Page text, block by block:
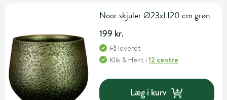
Noor skjuler Ø23xH20 cm grøn
199 kr.
Få leveret
Klik & Hent i12 centre
Læg i kurv